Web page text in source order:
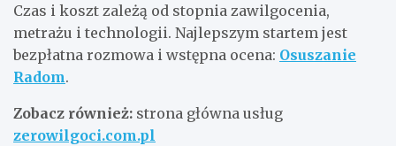
Czas i koszt zależą od stopnia zawilgocenia,
metrażu i technologii. Najlepszym startem jest
bezpłatna rozmowa i wstępna ocena: Osuszanie
Radom.
Zobacz również: strona główna usług
zerowilgoci.com.pl